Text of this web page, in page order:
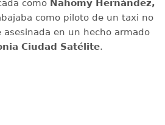
como Nahomy Hernández,
como piloto de un taxi no
en un hecho armado
Ciudad Satélite.